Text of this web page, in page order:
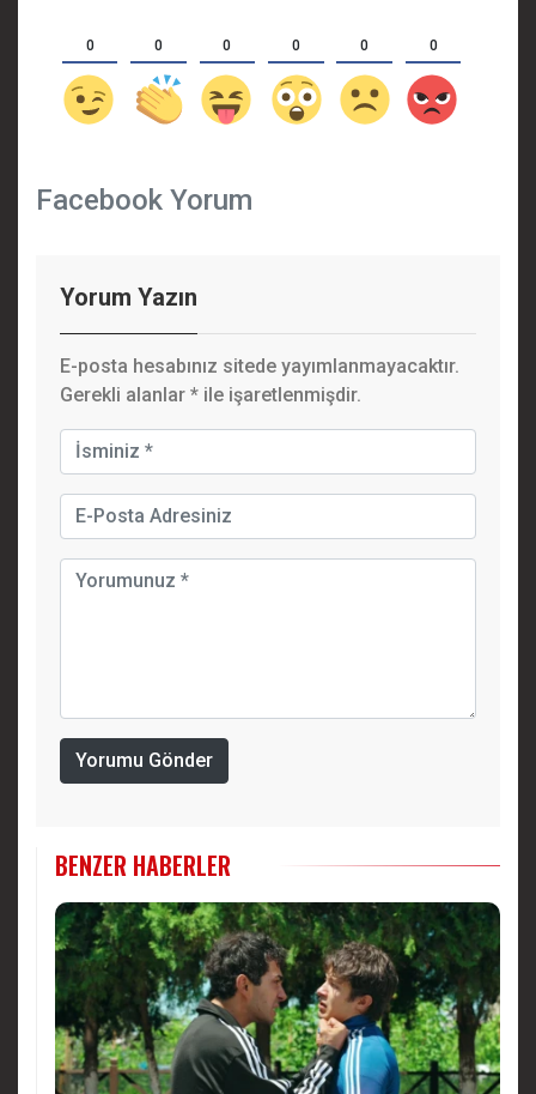
0 0 0 0 0 0
Facebook Yorum
Yorum Yazın
E-posta hesabınız sitede yayımlanmayacaktır.
Gerekli alanlar * ile işaretlenmişdir.
Yorumu Gönder
BENZER HABERLER